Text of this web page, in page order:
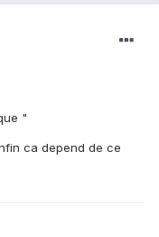
"
ca depend de ce